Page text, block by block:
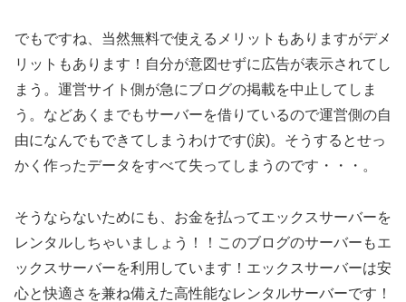
でもですね、当然無料で使えるメリットもありますがデメ
リットもあります！自分が意図せずに広告が表示されてし
まう。運営サイト側が急にブログの掲載を中止してしま
う。などあくまでもサーバーを借りているので運営側の自
由になんでもできてしまうわけです(涙)。そうするとせっ
かく作ったデータをすべて失ってしまうのです・・・。
そうならないためにも、お金を払ってエックスサーバーを
レンタルしちゃいましょう！！このブログのサーバーもエ
ックスサーバーを利用しています！エックスサーバーは安
心と快適さを兼ね備えた高性能なレンタルサーバーです！